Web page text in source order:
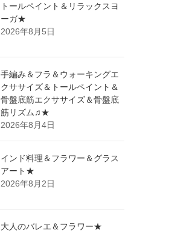
トールペイント＆リラックスヨ
ーガ★
2026年8月5日
手編み＆フラ＆ウォーキングエ
クササイズ＆トールペイント＆
骨盤底筋エクササイズ＆骨盤底
筋リズム♫★
2026年8月4日
インド料理＆フラワー＆グラス
アート★
2026年8月2日
大人のバレエ＆フラワー★